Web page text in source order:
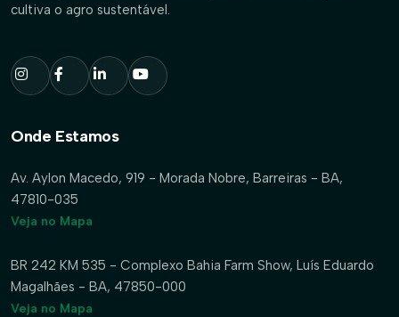
cultiva o agro sustentável.
Onde Estamos
Av. Aylon Macedo, 919 - Morada Nobre, Barreiras - BA,
47810-035
Veja no Mapa
BR 242 KM 535 - Complexo Bahia Farm Show, Luís Eduardo
Magalhães - BA, 47850-000
Veja no Mapa